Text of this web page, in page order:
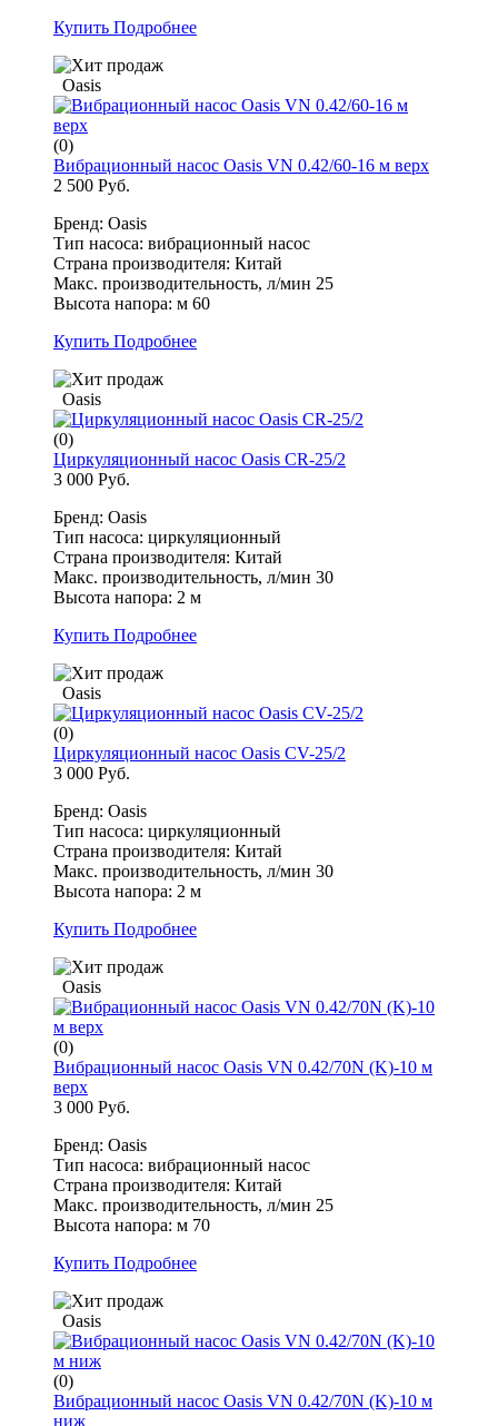
Купить Подробнее
Oasis
(0)
Вибрационный насос Oasis VN 0.42/60-16 м верх
2 500 Руб.
Бренд: Oasis
Тип насоса: вибрационный насос
Страна производителя: Китай
Макс. производительность, л/мин 25
Высота напора: м 60
Купить Подробнее
Oasis
(0)
Циркуляционный насос Oasis CR-25/2
3 000 Руб.
Бренд: Oasis
Тип насоса: циркуляционный
Страна производителя: Китай
Макс. производительность, л/мин 30
Высота напора: 2 м
Купить Подробнее
Oasis
(0)
Циркуляционный насос Oasis CV-25/2
3 000 Руб.
Бренд: Oasis
Тип насоса: циркуляционный
Страна производителя: Китай
Макс. производительность, л/мин 30
Высота напора: 2 м
Купить Подробнее
Oasis
(0)
Вибрационный насос Oasis VN 0.42/70N (K)-10 м
верх
3 000 Руб.
Бренд: Oasis
Тип насоса: вибрационный насос
Страна производителя: Китай
Макс. производительность, л/мин 25
Высота напора: м 70
Купить Подробнее
Oasis
(0)
Вибрационный насос Oasis VN 0.42/70N (K)-10 м
ниж